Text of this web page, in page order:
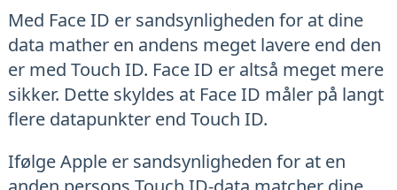
Med Face ID er sandsynligheden for at dine
data mather en andens meget lavere end den
er med Touch ID. Face ID er altså meget mere
sikker. Dette skyldes at Face ID måler på langt
flere datapunkter end Touch ID.
Ifølge Apple er sandsynligheden for at en